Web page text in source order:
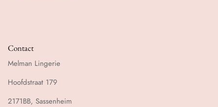
Contact
Melman Lingerie
Hoofdstraat 179
2171BB, Sassenheim